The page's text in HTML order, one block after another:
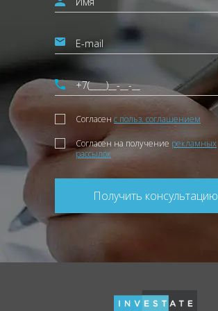
Согласен с польз. соглашением
Согласен на получение рекламных
рассылок
Получить консультацию